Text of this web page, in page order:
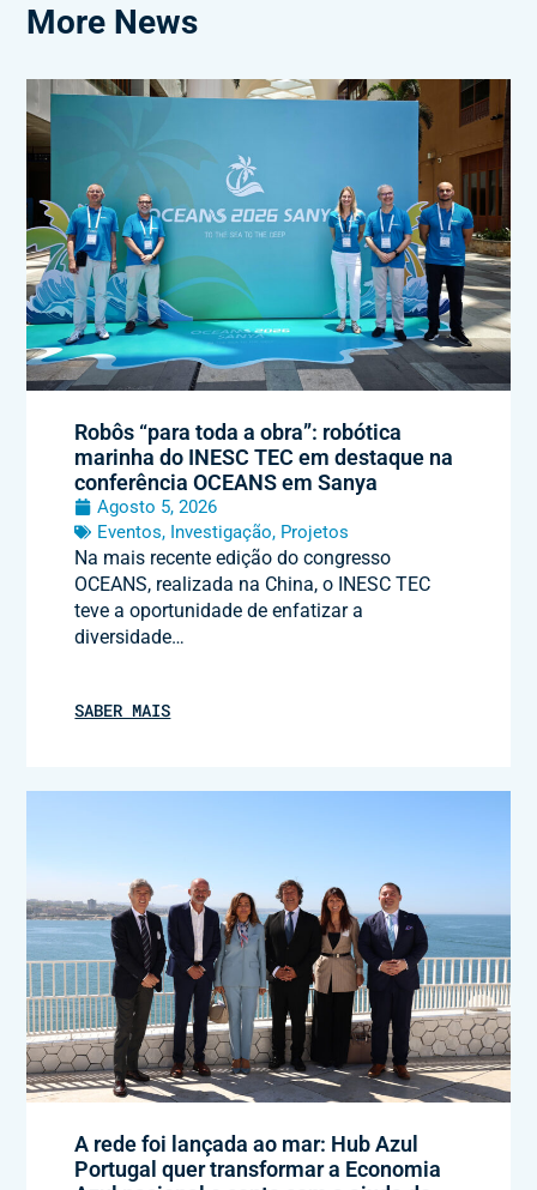
More News
Robôs “para toda a obra”: robótica
marinha do INESC TEC em destaque na
conferência OCEANS em Sanya
Agosto 5, 2026
Eventos, Investigação, Projetos
Na mais recente edição do congresso
OCEANS, realizada na China, o INESC TEC
teve a oportunidade de enfatizar a
diversidade…
SABER MAIS
A rede foi lançada ao mar: Hub Azul
Portugal quer transformar a Economia